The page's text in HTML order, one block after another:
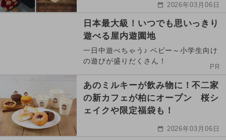
2026年03月06日
日本最大級！いつでも思いっきり
遊べる屋内遊園地
一日中遊べちゃう♪ ベビー～小学生向け
の遊びが盛りだくさん！
PR
あのミルキーが飲み物に！不二家
の新カフェが柏にオープン 桜シ
ェイクや限定福袋も！
2026年03月06日